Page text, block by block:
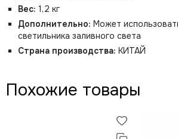
Вес: 1,2 кг
Дополнительно: Может
светильника заливного света
Страна производства: КИТАЙ
Похожие товары